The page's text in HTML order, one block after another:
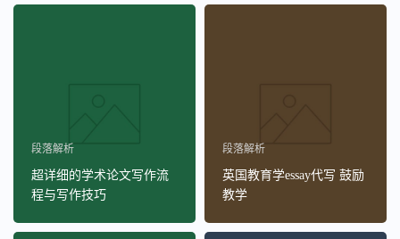
段落解析
超详细的学术论文写作流
程与写作技巧
段落解析
英国教育学essay代写 鼓励
教学